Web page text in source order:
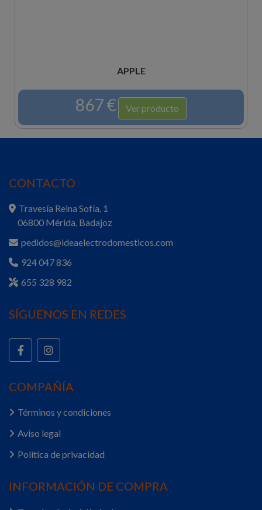
APPLE
867 € Ver producto
CONTACTO
Travesía Reina Sofía, 1
06800 Mérida, Badajoz
pedidos@ideaelectrodomesticos.com
924 047 836
655 328 982
SÍGUENOS EN REDES
COMPAÑÍA
Términos y condiciones
Aviso legal
Política de privacidad
INFORMACIÓN DE COMPRA